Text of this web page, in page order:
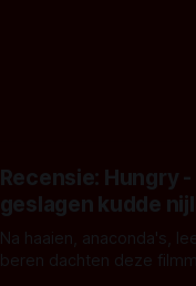
Recensie: Hungry -
geslagen kudde
Na haaien, anaconda's,
beren dachten deze